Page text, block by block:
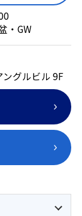
・GW
グルビル 9F